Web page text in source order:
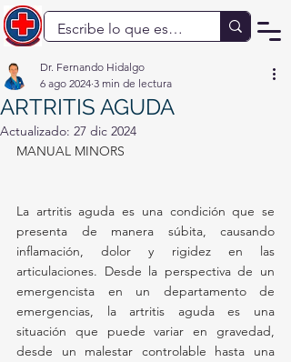
ARTRITIS AGUDA
Dr. Fernando Hidalgo
6 ago 2024 3 min de lectura
Actualizado: 27 dic 2024
MANUAL MINORS
La artritis aguda es una condición que se
presenta de manera súbita, causando
inflamación, dolor y rigidez en las
articulaciones. Desde la perspectiva de un
emergencista en un departamento de
emergencias, la artritis aguda es una
situación que puede variar en gravedad,
desde un malestar controlable hasta una